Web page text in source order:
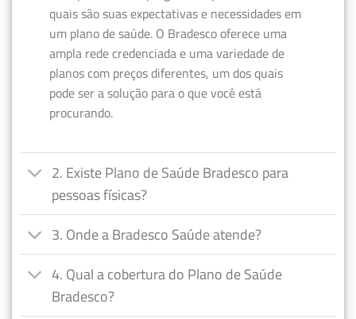
quais são suas expectativas e necessidades em
um plano de saúde. O Bradesco oferece uma
ampla rede credenciada e uma variedade de
planos com preços diferentes, um dos quais
pode ser a solução para o que você está
procurando.
2. Existe Plano de Saúde Bradesco para
pessoas físicas?
3. Onde a Bradesco Saúde atende?
4. Qual a cobertura do Plano de Saúde
Bradesco?